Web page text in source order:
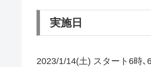
実施日
2023/1/14(土) スタート6時､